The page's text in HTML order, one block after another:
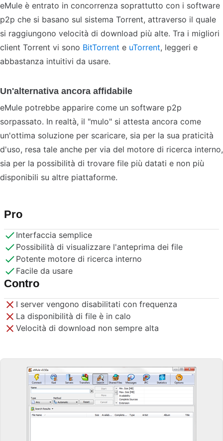
eMule è entrato in concorrenza soprattutto con i software
p2p che si basano sul sistema Torrent, attraverso il quale
si raggiungono velocità di download più alte. Tra i migliori
client Torrent vi sono BitTorrent e uTorrent, leggeri e
abbastanza intuitivi da usare.
Un'alternativa ancora affidabile
eMule potrebbe apparire come un software p2p
sorpassato. In realtà, il "mulo" si attesta ancora come
un'ottima soluzione per scaricare, sia per la sua praticità
d'uso, resa tale anche per via del motore di ricerca interno,
sia per la possibilità di trovare file più datati e non più
disponibili su altre piattaforme.
Pro
Interfaccia semplice
Possibilità di visualizzare l'anteprima dei file
Potente motore di ricerca interno
Facile da usare
Contro
I server vengono disabilitati con frequenza
La disponibilità di file è in calo
Velocità di download non sempre alta